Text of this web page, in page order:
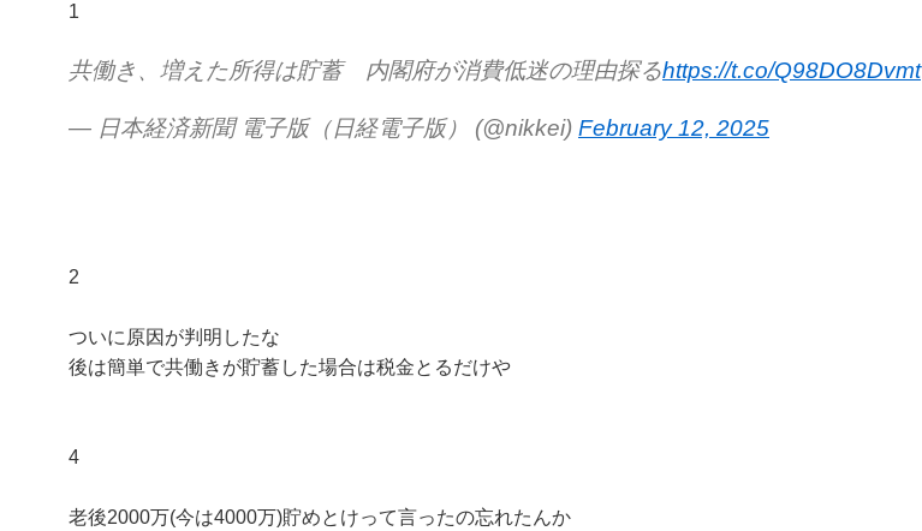
1
共働き、増えた所得は貯蓄 内閣府が消費低迷の理由探るhttps://t.co/Q98DO8Dvmt
— 日本経済新聞 電子版（日経電子版） (@nikkei) February 12, 2025
2
ついに原因が判明したな
後は簡単で共働きが貯蓄した場合は税金とるだけや
4
老後2000万(今は4000万)貯めとけって言ったの忘れたんか